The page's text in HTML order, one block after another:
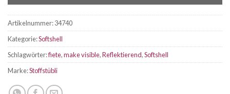
Artikelnummer:34740
Kategorie:Softshell
Schlagwörter:fiete,make visible,Reflektierend,Softshell
Marke:Stoffstübli